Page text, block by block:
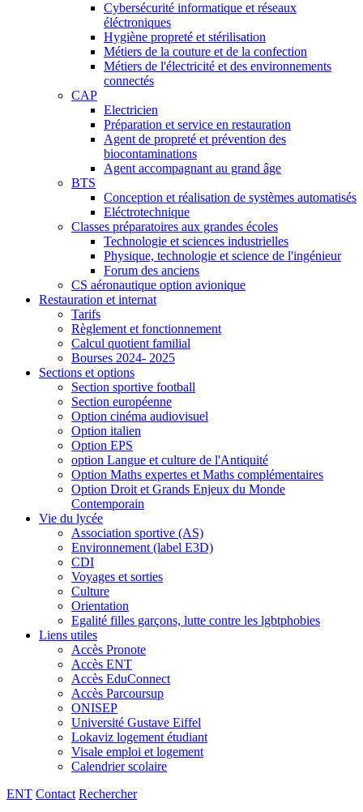
Cybersécurité informatique et réseaux
éléctroniques
Hygiène propreté et stérilisation
Métiers de la couture et de la confection
Métiers de l'électricité et des environnements
connectés
CAP
Electricien
Préparation et service en restauration
Agent de propreté et prévention des
biocontaminations
Agent accompagnant au grand âge
BTS
Conception et réalisation de systèmes automatisés
Eléctrotechnique
Classes préparatoires aux grandes écoles
Technologie et sciences industrielles
Physique, technologie et science de l'ingénieur
Forum des anciens
CS aéronautique option avionique
Restauration et internat
Tarifs
Règlement et fonctionnement
Calcul quotient familial
Bourses 2024- 2025
Sections et options
Section sportive football
Section européenne
Option cinéma audiovisuel
Option italien
Option EPS
option Langue et culture de l'Antiquité
Option Maths expertes et Maths complémentaires
Option Droit et Grands Enjeux du Monde
Contemporain
Vie du lycée
Association sportive (AS)
Environnement (label E3D)
CDI
Voyages et sorties
Culture
Orientation
Egalité filles garçons, lutte contre les lgbtphobies
Liens utiles
Accès Pronote
Accès ENT
Accès EduConnect
Accès Parcoursup
ONISEP
Université Gustave Eiffel
Lokaviz logement étudiant
Visale emploi et logement
Calendrier scolaire
ENT Contact Rechercher